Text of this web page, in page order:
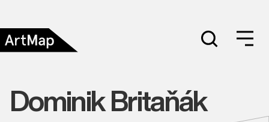
Dominik Britaňák